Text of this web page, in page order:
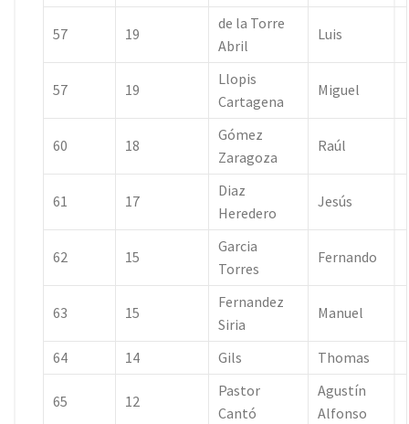
57 19
de la Torre
Abril
Luis
57 19
Llopis
Cartagena
Miguel
60 18
Gómez
Zaragoza
Raúl
61 17
Diaz
Heredero
Jesús
62 15
Garcia
Torres
Fernando
63 15
Fernandez
Siria
Manuel
64 14 Gils Thomas
65 12
Pastor
Cantó
Agustín
Alfonso